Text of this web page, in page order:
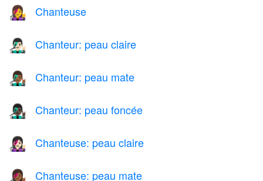
👩‍🎤 Chanteuse
👨🏻‍🎤 Chanteur: peau claire
👨🏾‍🎤 Chanteur: peau mate
👨🏿‍🎤 Chanteur: peau foncée
👩🏻‍🎤 Chanteuse: peau claire
👩🏾‍🎤 Chanteuse: peau mate